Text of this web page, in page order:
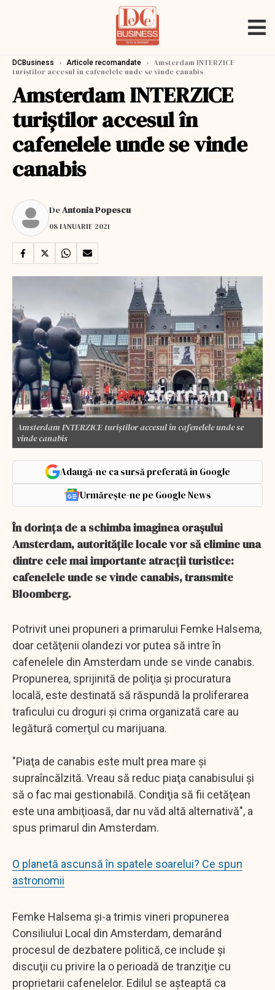
DCBusiness › Articole recomandate › Amsterdam INTERZICE
turiștilor accesul în cafenelele unde se vinde canabis
Amsterdam INTERZICE
turiștilor accesul în
cafenelele unde se vinde
canabis
DeAntonia Popescu
08 IANUARIE 2021
Amsterdam INTERZICE turiștilor accesul în cafenelele unde se
vinde canabis
Adaugă-ne ca sursă preferată în Google
Urmărește-ne pe Google News
În dorinţa de a schimba imaginea oraşului
Amsterdam, autorităţile locale vor să elimine una
dintre cele mai importante atracţii turistice:
cafenelele unde se vinde canabis, transmite
Bloomberg.
Potrivit unei propuneri a primarului Femke Halsema,
doar cetăţenii olandezi vor putea să intre în
cafenelele din Amsterdam unde se vinde canabis.
Propunerea, sprijinită de poliţia şi procuratura
locală, este destinată să răspundă la proliferarea
traficului cu droguri şi crima organizată care au
legătură comerţul cu marijuana.
"Piaţa de canabis este mult prea mare şi
supraîncălzită. Vreau să reduc piaţa canabisului şi
să o fac mai gestionabilă. Condiţia să fii cetăţean
este una ambiţioasă, dar nu văd altă alternativă", a
spus primarul din Amsterdam.
O planetă ascunsă în spatele soarelui? Ce spun
astronomii
Femke Halsema şi-a trimis vineri propunerea
Consiliului Local din Amsterdam, demarând
procesul de dezbatere politică, ce include şi
discuţii cu privire la o perioadă de tranziţie cu
proprietarii cafenelelor. Edilul se aşteaptă ca